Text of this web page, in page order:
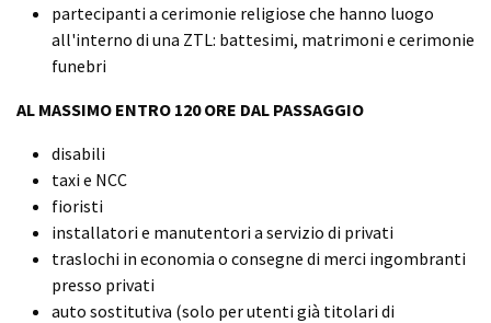
partecipanti a cerimonie religiose che hanno luogo
all'interno di una ZTL: battesimi, matrimoni e cerimonie
funebri
AL MASSIMO ENTRO 120 ORE DAL PASSAGGIO
disabili
taxi e NCC
fioristi
installatori e manutentori a servizio di privati
traslochi in economia o consegne di merci ingombranti
presso privati
auto sostitutiva (solo per utenti già titolari di